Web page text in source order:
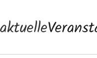
aktuelle